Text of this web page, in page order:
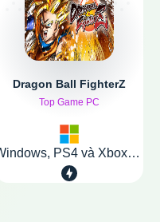
Dragon Ball FighterZ
Top Game PC
Windows, PS4 và Xbox One